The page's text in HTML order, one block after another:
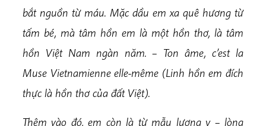
bắt nguồn từ máu. Mặc dầu em xa quê hương từ
tấm bé, mà tâm hồn em là một hồn thơ, là tâm
hồn Việt Nam ngàn năm. – Ton âme, c’est la
Muse Vietnamienne elle-même (Linh hồn em đích
thực là hồn thơ của đất Việt).
Thêm vào đó, em còn là từ mẫu lương y – lòng